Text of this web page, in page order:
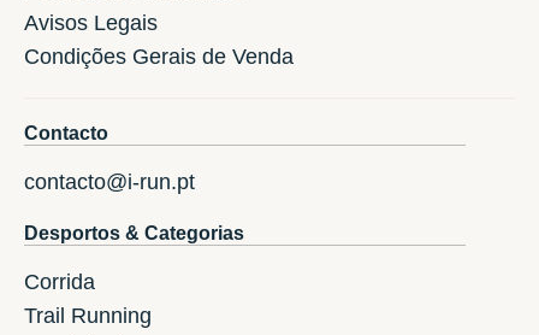
Avisos Legais
Condições Gerais de Venda
Contacto
contacto@i-run.pt
Desportos & Categorias
Corrida
Trail Running